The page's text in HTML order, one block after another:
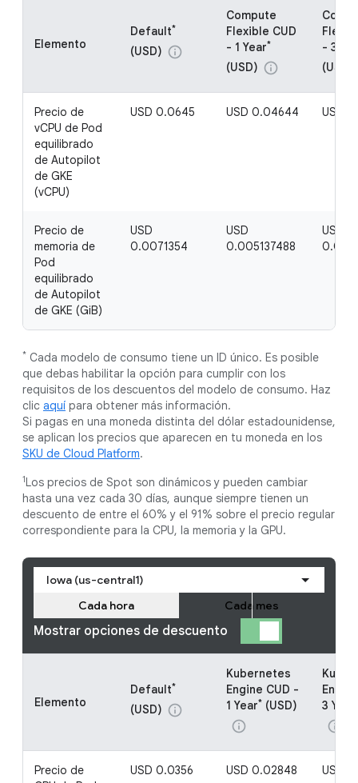
Elemento
Default*
(USD) info
Compute
Flexible CUD
- 1 Year*
(USD) info
- 3
(USD)
Precio de
vCPU de Pod
equilibrado
de Autopilot
de GKE
(vCPU)
USD 0.0645 USD 0.04644 USD
Precio de
memoria de
Pod
equilibrado
de Autopilot
de GKE (GiB)
USD
0.0071354
USD
0.005137488
USD
* Cada modelo de consumo tiene un ID único. Es posible
que debas habilitar la opción para cumplir con los
requisitos de los descuentos del modelo de consumo. Haz
clic aquí para obtener más información.
Si pagas en una moneda distinta del dólar estadounidense,
se aplican los precios que aparecen en tu moneda en los
SKU de Cloud Platform.
1Los precios de Spot son dinámicos y pueden cambiar
hasta una vez cada 30 días, aunque siempre tienen un
descuento de entre el 60% y el 91% sobre el precio regular
correspondiente para la CPU, la memoria y la GPU.
Iowa (us-central1)
Mostrar opciones de descuento
Cada hora Cada mes
Elemento
Default*
(USD) info
Kubernetes
Engine CUD -
1 Year* (USD)
info
3 Year
info
Precio de
USD 0.0356 USD 0.02848 USD